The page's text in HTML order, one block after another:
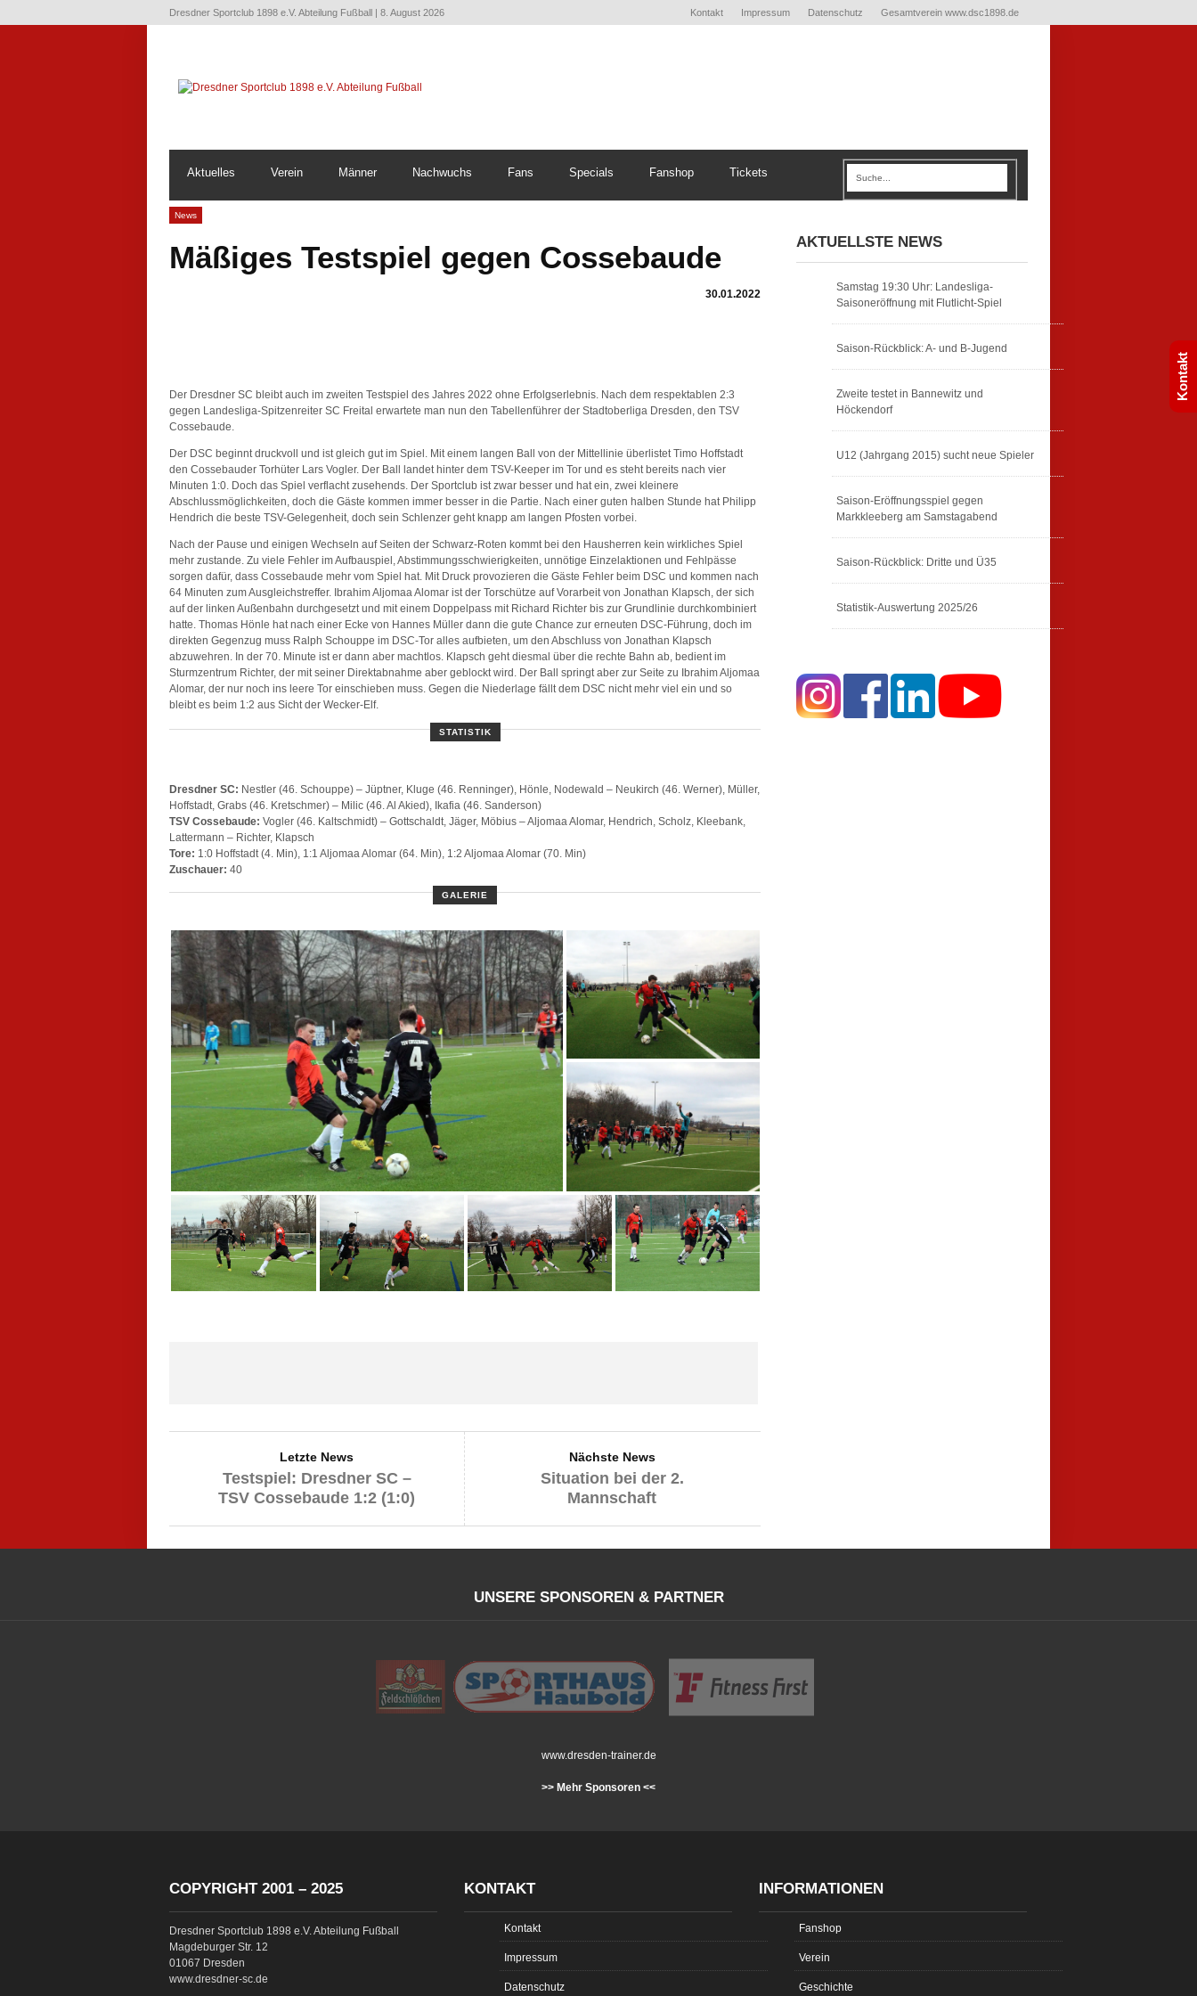
Dresdner Sportclub 1898 e.V. Abteilung Fußball | 8. August 2026 Kontakt Impressum Datenschutz Gesamtverein www.dsc1898.de
Aktuelles Verein Männer Nachwuchs Fans Specials Fanshop Tickets
News
Mäßiges Testspiel gegen Cossebaude
30.01.2022
Der Dresdner SC bleibt auch im zweiten Testspiel des Jahres 2022 ohne Erfolgserlebnis. Nach dem respektablen 2:3
gegen Landesliga-Spitzenreiter SC Freital erwartete man nun den Tabellenführer der Stadtoberliga Dresden, den TSV
Cossebaude.
Der DSC beginnt druckvoll und ist gleich gut im Spiel. Mit einem langen Ball von der Mittellinie überlistet Timo Hoffstadt
den Cossebauder Torhüter Lars Vogler. Der Ball landet hinter dem TSV-Keeper im Tor und es steht bereits nach vier
Minuten 1:0. Doch das Spiel verflacht zusehends. Der Sportclub ist zwar besser und hat ein, zwei kleinere
Abschlussmöglichkeiten, doch die Gäste kommen immer besser in die Partie. Nach einer guten halben Stunde hat Philipp
Hendrich die beste TSV-Gelegenheit, doch sein Schlenzer geht knapp am langen Pfosten vorbei.
Nach der Pause und einigen Wechseln auf Seiten der Schwarz-Roten kommt bei den Hausherren kein wirkliches Spiel
mehr zustande. Zu viele Fehler im Aufbauspiel, Abstimmungsschwierigkeiten, unnötige Einzelaktionen und Fehlpässe
sorgen dafür, dass Cossebaude mehr vom Spiel hat. Mit Druck provozieren die Gäste Fehler beim DSC und kommen nach
64 Minuten zum Ausgleichstreffer. Ibrahim Aljomaa Alomar ist der Torschütze auf Vorarbeit von Jonathan Klapsch, der sich
auf der linken Außenbahn durchgesetzt und mit einem Doppelpass mit Richard Richter bis zur Grundlinie durchkombiniert
hatte. Thomas Hönle hat nach einer Ecke von Hannes Müller dann die gute Chance zur erneuten DSC-Führung, doch im
direkten Gegenzug muss Ralph Schouppe im DSC-Tor alles aufbieten, um den Abschluss von Jonathan Klapsch
abzuwehren. In der 70. Minute ist er dann aber machtlos. Klapsch geht diesmal über die rechte Bahn ab, bedient im
Sturmzentrum Richter, der mit seiner Direktabnahme aber geblockt wird. Der Ball springt aber zur Seite zu Ibrahim Aljomaa
Alomar, der nur noch ins leere Tor einschieben muss. Gegen die Niederlage fällt dem DSC nicht mehr viel ein und so
bleibt es beim 1:2 aus Sicht der Wecker-Elf.
STATISTIK
Dresdner SC: Nestler (46. Schouppe) – Jüptner, Kluge (46. Renninger), Hönle, Nodewald – Neukirch (46. Werner), Müller,
Hoffstadt, Grabs (46. Kretschmer) – Milic (46. Al Akied), Ikafia (46. Sanderson)
TSV Cossebaude: Vogler (46. Kaltschmidt) – Gottschaldt, Jäger, Möbius – Aljomaa Alomar, Hendrich, Scholz, Kleebank,
Lattermann – Richter, Klapsch
Tore: 1:0 Hoffstadt (4. Min), 1:1 Aljomaa Alomar (64. Min), 1:2 Aljomaa Alomar (70. Min)
Zuschauer: 40
GALERIE
Letzte News
Testspiel: Dresdner SC –
TSV Cossebaude 1:2 (1:0)
Nächste News
Situation bei der 2.
Mannschaft
AKTUELLSTE NEWS
Samstag 19:30 Uhr: Landesliga-
Saisoneröffnung mit Flutlicht-Spiel
Saison-Rückblick: A- und B-Jugend
Zweite testet in Bannewitz und
Höckendorf
U12 (Jahrgang 2015) sucht neue Spieler
Saison-Eröffnungsspiel gegen
Markkleeberg am Samstagabend
Saison-Rückblick: Dritte und Ü35
Statistik-Auswertung 2025/26
UNSERE SPONSOREN & PARTNER
www.dresden-trainer.de
>> Mehr Sponsoren <<
COPYRIGHT 2001 – 2025
Dresdner Sportclub 1898 e.V. Abteilung Fußball
Magdeburger Str. 12
01067 Dresden
www.dresdner-sc.de
KONTAKT
Kontakt
Impressum
Datenschutz
INFORMATIONEN
Fanshop
Verein
Geschichte
Kontakt